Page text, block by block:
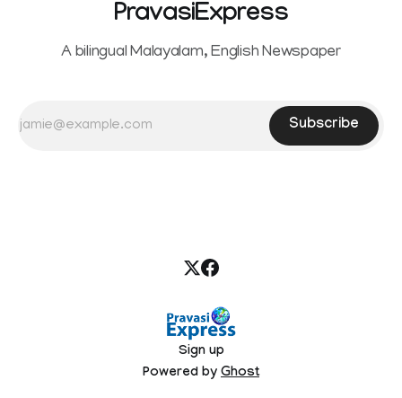
PravasiExpress
A bilingual Malayalam, English Newspaper
Subscribe
Sign up
Powered by Ghost